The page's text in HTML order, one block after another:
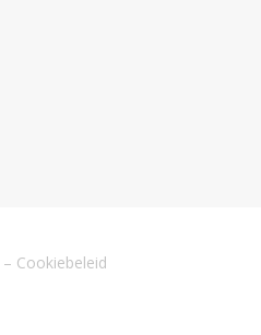
– Cookiebeleid